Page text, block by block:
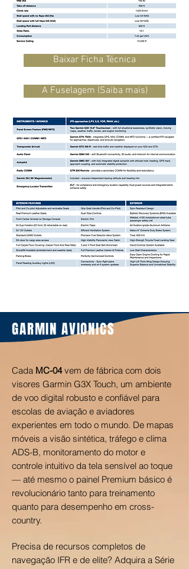
Baixar Ficha Técnica
A Fuselagem (Saiba mais)
GARMIN AVIONICS
Cada MC-04vem de fábrica com dois
visores Garmin G3X Touch, um ambiente
de voo digital robusto e confiável para
escolas de aviação e aviadores
experientes em todo o mundo. De mapas
móveis a visão sintética, tráfego e clima
ADS-B, monitoramento do motor e
controle intuitivo da tela sensível ao toque
— até mesmo o painel Premium básico é
revolucionário tanto para treinamento
quanto para desempenho em cross-
country.
Precisa de recursos completos de
navegação IFR e de elite? Adquira a Série